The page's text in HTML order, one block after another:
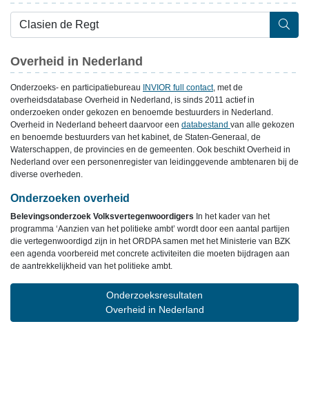
Overheid in Nederland
Onderzoeks- en participatiebureau INVIOR full contact, met de
overheidsdatabase Overheid in Nederland, is sinds 2011 actief in
onderzoeken onder gekozen en benoemde bestuurders in Nederland.
Overheid in Nederland beheert daarvoor een databestand van alle gekozen
en benoemde bestuurders van het kabinet, de Staten-Generaal, de
Waterschappen, de provincies en de gemeenten. Ook beschikt Overheid in
Nederland over een personenregister van leidinggevende ambtenaren bij de
diverse overheden.
Onderzoeken overheid
Belevingsonderzoek Volksvertegenwoordigers In het kader van het
programma ‘Aanzien van het politieke ambt’ wordt door een aantal partijen
die vertegenwoordigd zijn in het ORDPA samen met het Ministerie van BZK
een agenda voorbereid met concrete activiteiten die moeten bijdragen aan
de aantrekkelijkheid van het politieke ambt.
Onderzoeksresultaten
Overheid in Nederland